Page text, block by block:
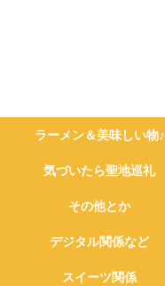
ラーメン＆美味しい物♪
気づいたら聖地巡礼
その他とか
デジタル関係など
スイーツ関係